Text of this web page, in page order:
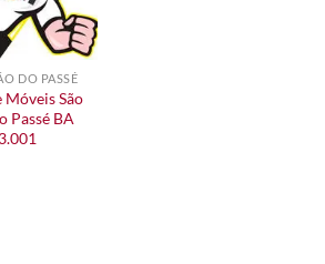
DO PASSÉ
São
Passé BA